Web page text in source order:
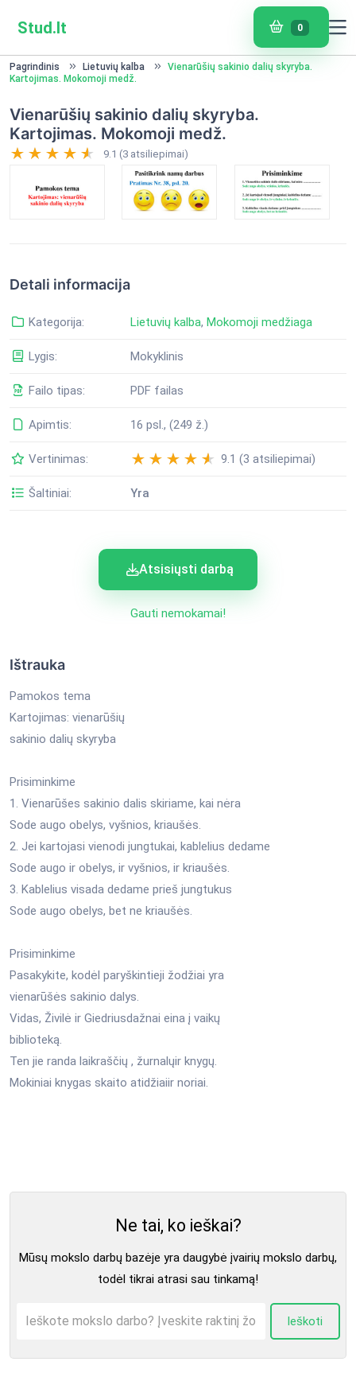
Stud.lt 0
Pagrindinis Lietuvių kalba
Vienarūšių sakinio dalių skyryba.
Kartojimas. Mokomoji medž.
Vienarūšių sakinio dalių skyryba.
Kartojimas. Mokomoji medž.
9.1 (3 atsiliepimai)
Detali informacija
Kategorija: Lietuvių kalba, Mokomoji medžiaga
Lygis: Mokyklinis
Failo tipas: PDF failas
Apimtis: 16 psl., (249 ž.)
Vertinimas: 9.1 (3 atsiliepimai)
Šaltiniai: Yra
Atsisiųsti darbą
Gauti nemokamai!
Ištrauka
Pamokos tema
Kartojimas: vienarūšių
sakinio dalių skyryba
Prisiminkime
1. Vienarūšes sakinio dalis skiriame, kai nėra
Sode augo obelys, vyšnios, kriaušės.
2. Jei kartojasi vienodi jungtukai, kablelius dedame
Sode augo ir obelys, ir vyšnios, ir kriaušės.
3. Kablelius visada dedame prieš jungtukus
Sode augo obelys, bet ne kriaušės.
Prisiminkime
Pasakykite, kodėl paryškintieji žodžiai yra
vienarūšės sakinio dalys.
Vidas, Živilė ir Giedriusdažnai eina į vaikų
biblioteką.
Ten jie randa laikraščių , žurnalųir knygų.
Mokiniai knygas skaito atidžiaiir noriai.
Ne tai, ko ieškai?
Mūsų mokslo darbų bazėje yra daugybė įvairių mokslo darbų,
todėl tikrai atrasi sau tinkamą!
Ieškoti